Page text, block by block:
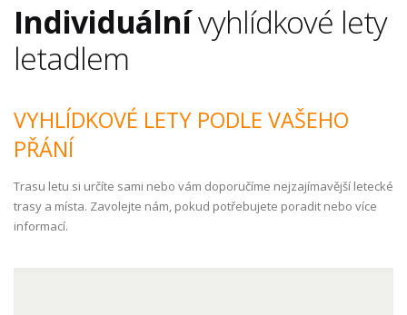
Individuálnívyhlídkové lety
letadlem
VYHLÍDKOVÉ LETY PODLE VAŠEHO
PŘÁNÍ
Trasu letu si určíte sami nebo vám doporučíme nejzajímavější letecké
trasy a místa. Zavolejte nám, pokud potřebujete poradit nebo více
informací.